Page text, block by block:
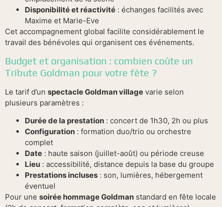
Disponibilité et réactivité : échanges facilités avec
Maxime et Marie-Eve
Cet accompagnement global facilite considérablement le
travail des bénévoles qui organisent ces événements.
Budget et organisation : combien coûte un
Tribute Goldman pour votre fête ?
Le tarif d’un spectacle Goldman village varie selon
plusieurs paramètres :
Durée de la prestation : concert de 1h30, 2h ou plus
Configuration : formation duo/trio ou orchestre
complet
Date : haute saison (juillet-août) ou période creuse
Lieu : accessibilité, distance depuis la base du groupe
Prestations incluses : son, lumières, hébergement
éventuel
Pour une soirée hommage Goldman standard en fête locale